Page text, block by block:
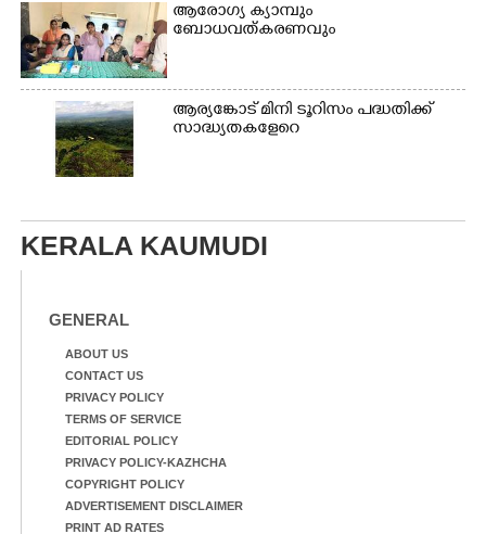
ആരോഗ്യ ക്യാമ്പും
ബോധവത്കരണവും
ആര്യങ്കോട് മിനി ടൂറിസം പദ്ധതിക്ക്
സാദ്ധ്യതകളേറെ
KERALA KAUMUDI
GENERAL
ABOUT US
CONTACT US
PRIVACY POLICY
TERMS OF SERVICE
EDITORIAL POLICY
PRIVACY POLICY-KAZHCHA
COPYRIGHT POLICY
ADVERTISEMENT DISCLAIMER
PRINT AD RATES